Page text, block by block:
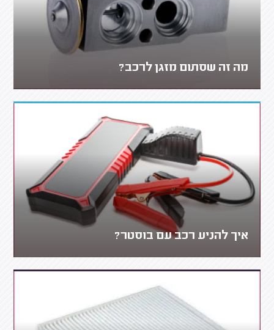
מה זה שסתום מזגן לרכב?
איך להניע רכב עם בוסטר?